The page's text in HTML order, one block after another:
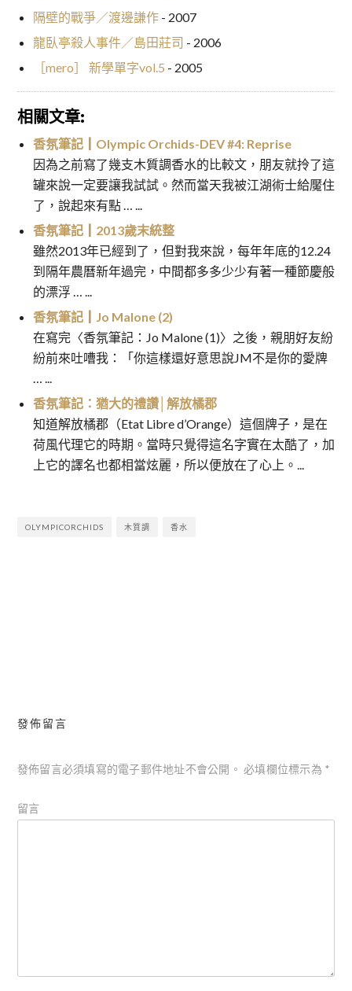
隔壁的戰爭／渡邊謙作- 2007
龍臥亭殺人事件／島田莊司 - 2006
［mero］ 新學單字vol.5 - 2005
相關文章:
香氛筆記┃Olympic Orchids-DEV #4: Reprise
因為之前寫了幾支木質調香水的比較文，朋友就拎了這
罐來說一定要讓我試試。然而當天我被江湖術士給魘住
了，說起來有點 … ...
香氛筆記┃2013歲末統整
雖然2013年已經到了，但對我來說，每年年底的12.24
到隔年農曆新年過完，中間都多多少少有著一種節慶般
的漂浮 … ...
香氛筆記┃Jo Malone (2)
在寫完〈香氛筆記：Jo Malone (1)〉之後，親朋好友紛
紛前來吐嘈我：「你這樣還好意思說JM不是你的愛牌
… ...
香氛筆記：猶大的禮讚│解放橘郡
知道解放橘郡（Etat Libre d’Orange）這個牌子，是在
荷風代理它的時期。當時只覺得這名字實在太酷了，加
上它的譯名也都相當炫麗，所以便放在了心上。...
OLYMPICORCHIDS 木質調 香水
發佈留言
發佈留言必須填寫的電子郵件地址不會公開。 必填欄位標示為 *
留言